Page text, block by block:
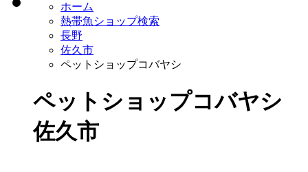
ホーム
熱帯魚ショップ検索
長野
佐久市
ペットショップコバヤシ
ペットショップコバヤシ
佐久市